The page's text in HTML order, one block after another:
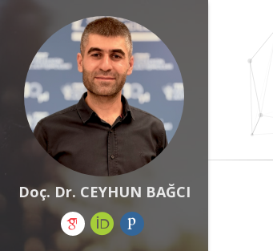
Doç. Dr. CEYHUN BAĞCI